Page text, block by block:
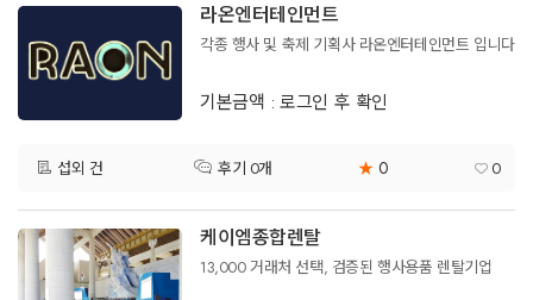
라온엔터테인먼트
각종 행사 및 축제 기획사 라온엔터테인먼트 입니다
기본금액 : 로그인 후 확인
섭외 건 후기 0개 ★ 0 0
케이엠종합렌탈
13,000 거래처 선택, 검증된 행사용품 렌탈기업